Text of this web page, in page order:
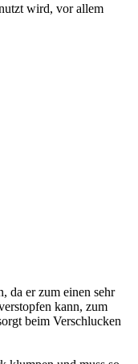
wird, vor allem
da er zum einen sehr
kann, zum
beim Verschlucken